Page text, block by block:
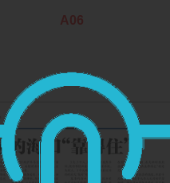
A06